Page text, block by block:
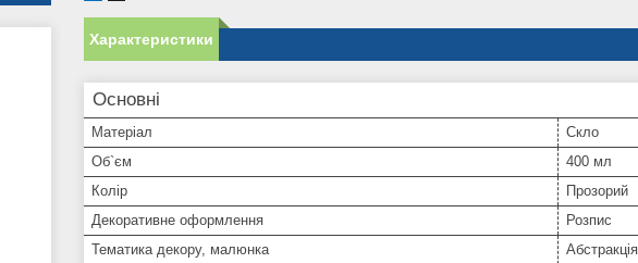
Характеристики
Основні
Матеріал
Скло
Об`єм
400 мл
Колір
Прозорий
Декоративне оформлення
Розпис
Тематика декору, малюнка
Абстракція